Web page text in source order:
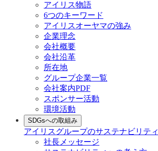
アイリス物語
6つのキーワード
アイリスオーヤマの強み
企業理念
会社概要
会社沿革
所在地
グループ企業一覧
会社案内PDF
スポンサー活動
環境活動
SDGsへの取組み
アイリスグループのサステナビリティ
社長メッセージ